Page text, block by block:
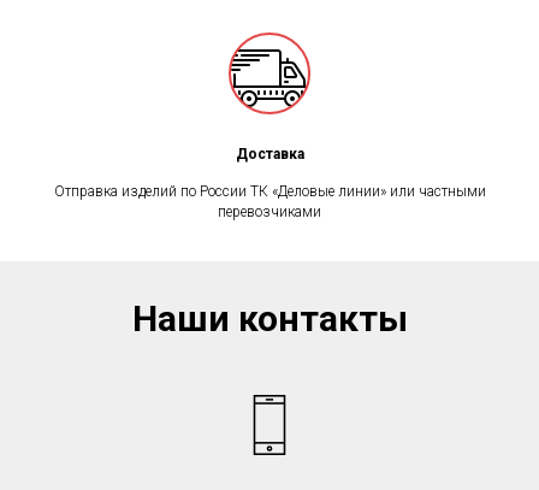
Доставка
Отправка изделий по России ТК «Деловые линии» или частными
перевозчиками
Наши контакты